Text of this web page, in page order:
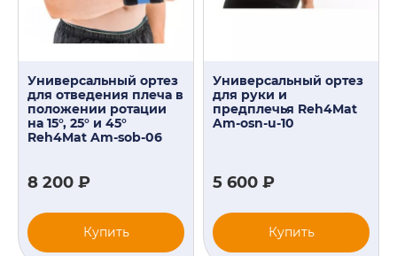
Универсальный ортез
для отведения плеча в
положении ротации
на 15°, 25° и 45°
Reh4Mat Am-sob-06
8 200 ₽
Купить
Универсальный ортез
для руки и
предплечья Reh4Mat
Am-osn-u-10
5 600 ₽
Купить